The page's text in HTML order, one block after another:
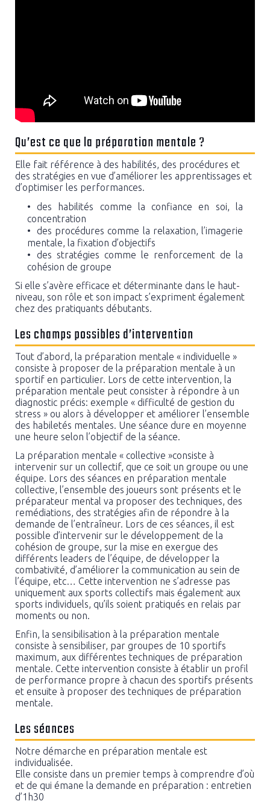
Qu’est ce que la préparation mentale ?
Elle fait référence à des habilités, des procédures et
des stratégies en vue d’améliorer les apprentissages et
d’optimiser les performances.
des habilités comme la confiance en soi, la
concentration
des procédures comme la relaxation, l’imagerie
mentale, la fixation d’objectifs
des stratégies comme le renforcement de la
cohésion de groupe
Si elle s’avère efficace et déterminante dans le haut-
niveau, son rôle et son impact s’expriment également
chez des pratiquants débutants.
Les champs possibles d’intervention
Tout d’abord, la préparation mentale « individuelle »
consiste à proposer de la préparation mentale à un
sportif en particulier. Lors de cette intervention, la
préparation mentale peut consister à répondre à un
diagnostic précis: exemple « difficulté de gestion du
stress » ou alors à développer et améliorer l’ensemble
des habiletés mentales. Une séance dure en moyenne
une heure selon l’objectif de la séance.
La préparation mentale « collective »consiste à
intervenir sur un collectif, que ce soit un groupe ou une
équipe. Lors des séances en préparation mentale
collective, l’ensemble des joueurs sont présents et le
préparateur mental va proposer des techniques, des
remédiations, des stratégies afin de répondre à la
demande de l’entraîneur. Lors de ces séances, il est
possible d’intervenir sur le développement de la
cohésion de groupe, sur la mise en exergue des
différents leaders de l’équipe, de développer la
combativité, d’améliorer la communication au sein de
l’équipe, etc… Cette intervention ne s’adresse pas
uniquement aux sports collectifs mais également aux
sports individuels, qu’ils soient pratiqués en relais par
moments ou non.
Enfin, la sensibilisation à la préparation mentale
consiste à sensibiliser, par groupes de 10 sportifs
maximum, aux différentes techniques de préparation
mentale. Cette intervention consiste à établir un profil
de performance propre à chacun des sportifs présents
et ensuite à proposer des techniques de préparation
mentale.
Les séances
Notre démarche en préparation mentale est
individualisée.
Elle consiste dans un premier temps à comprendre d’où
et de qui émane la demande en préparation : entretien
d’1h30